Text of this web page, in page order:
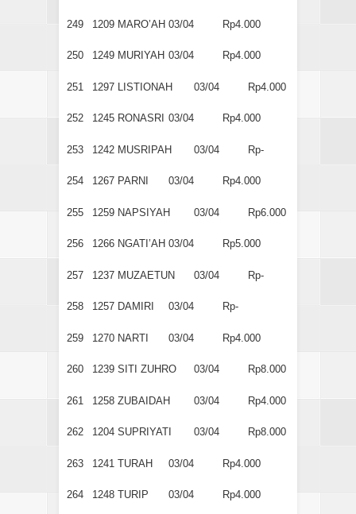
249 1209 MARO’AH 03/04 Rp4.000
250 1249 MURIYAH 03/04 Rp4.000
251 1297 LISTIONAH 03/04 Rp4.000
252 1245 RONASRI 03/04 Rp4.000
253 1242 MUSRIPAH 03/04 Rp-
254 1267 PARNI 03/04 Rp4.000
255 1259 NAPSIYAH 03/04 Rp6.000
256 1266 NGATI’AH 03/04 Rp5.000
257 1237 MUZAETUN 03/04 Rp-
258 1257 DAMIRI 03/04 Rp-
259 1270 NARTI 03/04 Rp4.000
260 1239 SITI ZUHRO 03/04 Rp8.000
261 1258 ZUBAIDAH 03/04 Rp4.000
262 1204 SUPRIYATI 03/04 Rp8.000
263 1241 TURAH 03/04 Rp4.000
264 1248 TURIP 03/04 Rp4.000